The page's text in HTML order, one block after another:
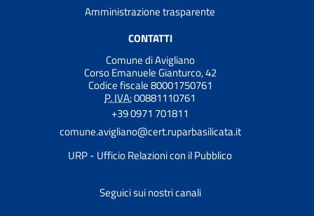
Amministrazione trasparente
CONTATTI
Comune di Avigliano
Corso Emanuele Gianturco, 42
Codice fiscale 80001750761
P. IVA:00881110761
+39 0971 701811
comune.avigliano@cert.ruparbasilicata.it
URP - Ufficio Relazioni con il Pubblico
Seguici sui nostri canali